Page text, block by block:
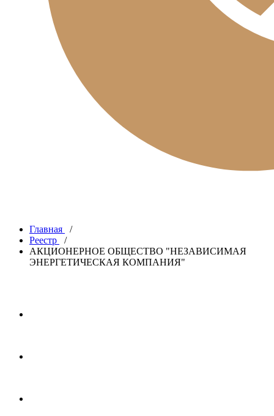
Главная
/
Реестр
/
АКЦИОНЕРНОЕ ОБЩЕСТВО "НЕЗАВИСИМАЯ
ЭНЕРГЕТИЧЕСКАЯ КОМПАНИЯ"